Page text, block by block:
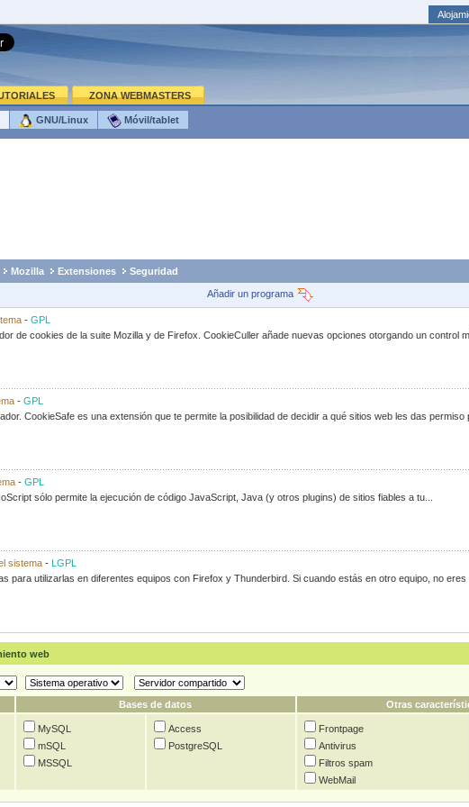
ZONA WEBMASTERS
GNU/Linux Móvil/tablet
Mozilla Extensiones Seguridad
Añadir un programa
- GPL
de cookies de la suite Mozilla y de Firefox. CookieCuller añade nuevas opciones otorgando un control
- GPL
CookieSafe es una extensión que te permite la posibilidad de decidir a qué sitios web les das permiso
- GPL
sólo permite la ejecución de código JavaScript, Java (y otros plugins) de sitios fiables a tu...
sistema- LGPL
para utilizarlas en diferentes equipos con Firefox y Thunderbird. Si cuando estás en otro equipo, no
web
Bases de datos Otras
MySQL
mSQL
MSSQL
Access
PostgreSQL
Frontpage
Antivirus
Filtros spam
WebMail